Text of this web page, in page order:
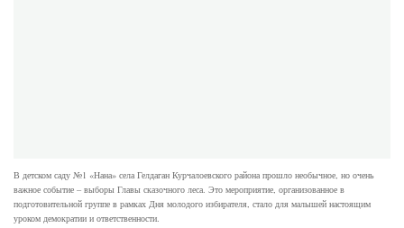
В детском саду №1 «Нана» села Гелдаган Курчалоевского района прошло необычное, но очень
важное событие – выборы Главы сказочного леса. Это мероприятие, организованное в
подготовительной группе в рамках Дня молодого избирателя, стало для малышей настоящим
уроком демократии и ответственности.